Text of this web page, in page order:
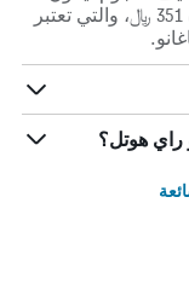
سعر الليلة في ناغانو طوكيو راي هوتل عادة 351 ﷼، والتي تعتبر
راي هوتل؟